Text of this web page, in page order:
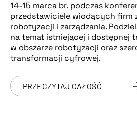
14-15 marca br. podczas
przedstawiciele wiodących firm
robotyzacji i zarządzania.
na temat istniejącej i dostępnej
w obszarze robotyzacji oraz
transformacji cyfrowej.
PRZECZYTAJ CAŁOŚĆ